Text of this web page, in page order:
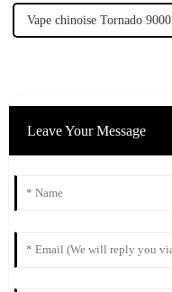
Vape chinoise Tornado 9000
Leave Your Message